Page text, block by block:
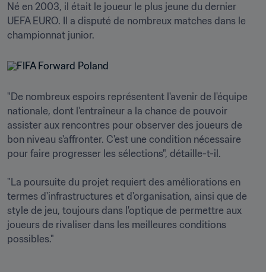
Né en 2003, il était le joueur le plus jeune du dernier
UEFA EURO. Il a disputé de nombreux matches dans le
championnat junior.
"De nombreux espoirs représentent l'avenir de l'équipe
nationale, dont l'entraîneur a la chance de pouvoir
assister aux rencontres pour observer des joueurs de
bon niveau s'affronter. C'est une condition nécessaire
pour faire progresser les sélections", détaille-t-il.
"La poursuite du projet requiert des améliorations en
termes d'infrastructures et d'organisation, ainsi que de
style de jeu, toujours dans l'optique de permettre aux
joueurs de rivaliser dans les meilleures conditions
possibles."